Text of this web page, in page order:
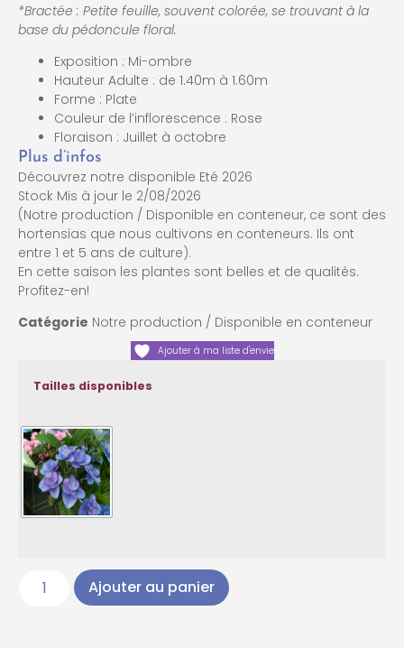
*Bractée : Petite feuille, souvent colorée, se trouvant à la
base du pédoncule floral.
Exposition : Mi-ombre
Hauteur Adulte : de 1.40m à 1.60m
Forme : Plate
Couleur de l’inflorescence : Rose
Floraison : Juillet à octobre
Plus d’infos
Découvrez notre disponible Eté 2026
Stock Mis à jour le 2/08/2026
(Notre production / Disponible en conteneur, ce sont des
hortensias que nous cultivons en conteneurs. Ils ont
entre 1 et 5 ans de culture).
En cette saison les plantes sont belles et de qualités.
Profitez-en!
Catégorie Notre production / Disponible en conteneur
Ajouter à ma liste d'envie
Tailles disponibles
Ajouter au panier